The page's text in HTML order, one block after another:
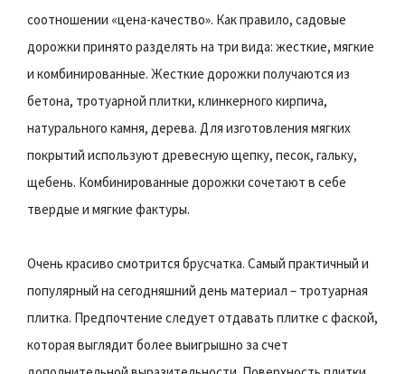
соотношении «цена-качество». Как правило, садовые
дорожки принято разделять на три вида: жесткие, мягкие
и комбинированные. Жесткие дорожки получаются из
бетона, тротуарной плитки, клинкерного кирпича,
натурального камня, дерева. Для изготовления мягких
покрытий используют древесную щепку, песок, гальку,
щебень. Комбинированные дорожки сочетают в себе
твердые и мягкие фактуры.
Очень красиво смотрится брусчатка. Самый практичный и
популярный на сегодняшний день материал – тротуарная
плитка. Предпочтение следует отдавать плитке с фаской,
которая выглядит более выигрышно за счет